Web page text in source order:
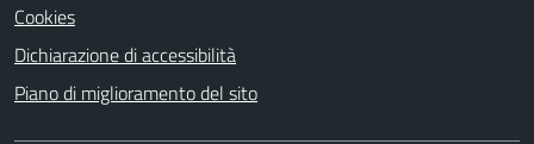
Cookies
Dichiarazione di accessibilità
Piano di miglioramento del sito